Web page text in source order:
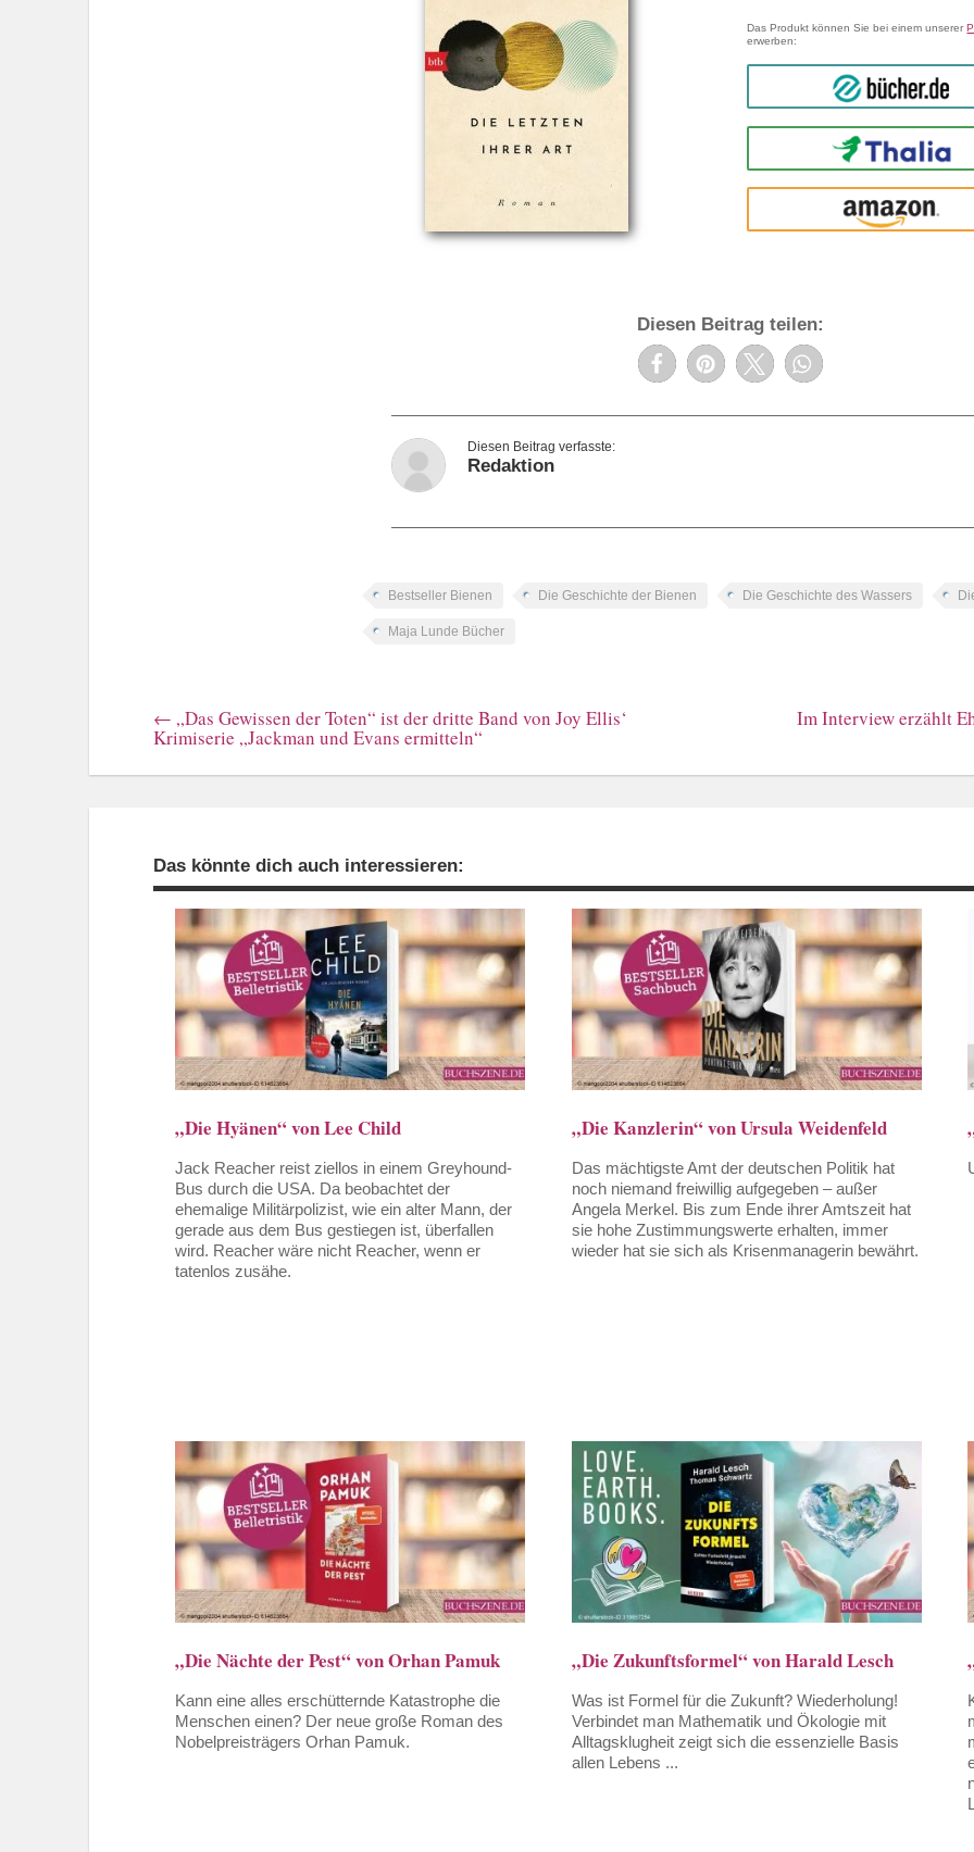
Das Produkt können Sie bei einem unserer
erwerben:
bücher.de
Thalia
amazon
Diesen Beitrag teilen:
Redaktion
Bestseller Bienen Die Geschichte der Bienen Die Geschichte des Wassers
Maja Lunde Bücher
← „Das Gewissen der Toten“ ist der dritte Band von Joy Ellis‘
Krimiserie „Jackman und Evans ermitteln“
Im Interview erzählt
Das könnte dich auch interessieren:
„Die Hyänen“ von Lee Child
Jack Reacher reist ziellos in einem Greyhound-
Bus durch die USA. Da beobachtet der
ehemalige Militärpolizist, wie ein alter Mann, der
gerade aus dem Bus gestiegen ist, überfallen
wird. Reacher wäre nicht Reacher, wenn er
tatenlos zusähe.
„Die Kanzlerin“ von Ursula Weidenfeld
Das mächtigste Amt der deutschen Politik hat
noch niemand freiwillig aufgegeben – außer
Angela Merkel. Bis zum Ende ihrer Amtszeit hat
sie hohe Zustimmungswerte erhalten, immer
wieder hat sie sich als Krisenmanagerin bewährt.
„Die Nächte der Pest“ von Orhan Pamuk
Kann eine alles erschütternde Katastrophe die
Menschen einen? Der neue große Roman des
Nobelpreisträgers Orhan Pamuk.
„Die Zukunftsformel“ von Harald Lesch
Was ist Formel für die Zukunft? Wiederholung!
Verbindet man Mathematik und Ökologie mit
Alltagsklugheit zeigt sich die essenzielle Basis
allen Lebens ...